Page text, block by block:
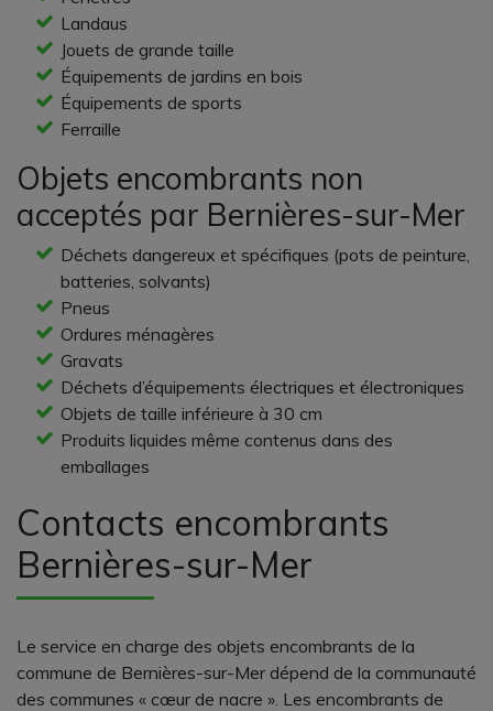
Landaus
Jouets de grande taille
Équipements de jardins en bois
Équipements de sports
Ferraille
Objets encombrants non
acceptés par Bernières-sur-Mer
Déchets dangereux et spécifiques (pots de peinture,
batteries, solvants)
Pneus
Ordures ménagères
Gravats
Déchets d’équipements électriques et électroniques
Objets de taille inférieure à 30 cm
Produits liquides même contenus dans des
emballages
Contacts encombrants
Bernières-sur-Mer
Le service en charge des objets encombrants de la
commune de Bernières-sur-Mer dépend de la communauté
des communes « cœur de nacre ». Les encombrants de